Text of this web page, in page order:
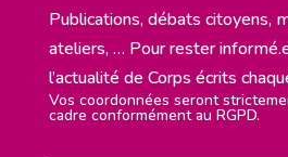
Publications, débats citoyens,
ateliers, … Pour rester
l’actualité de Corps écrits
Vos coordonnées seront
cadre conformément au RGPD.